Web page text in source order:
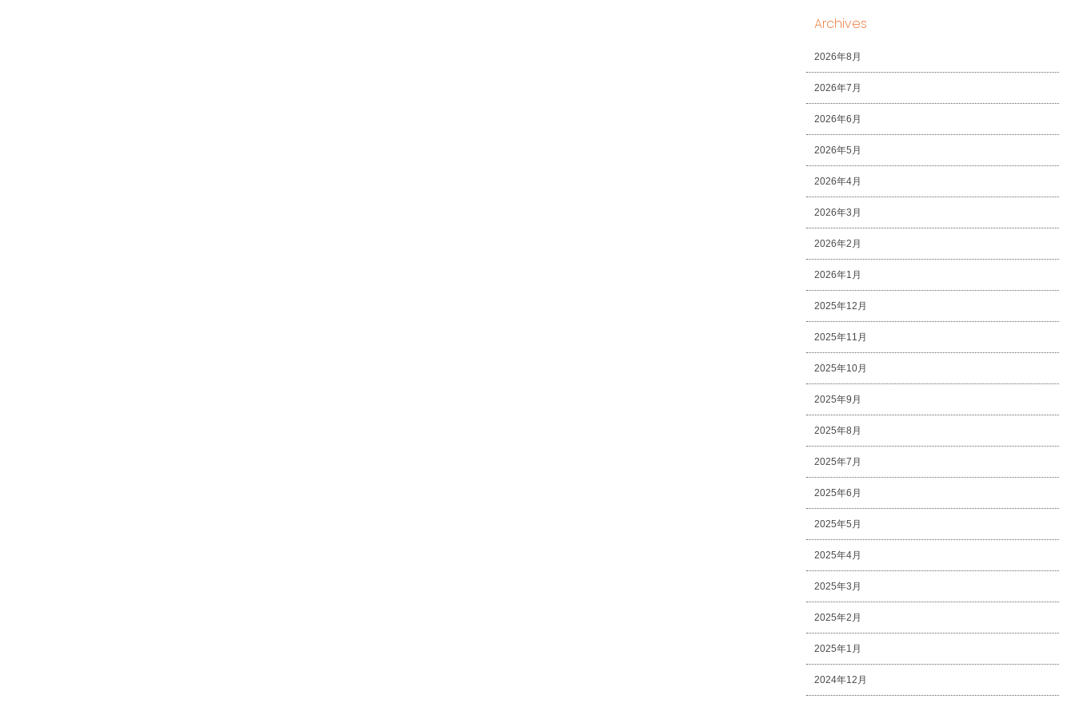
Archives
2026年8月
2026年7月
2026年6月
2026年5月
2026年4月
2026年3月
2026年2月
2026年1月
2025年12月
2025年11月
2025年10月
2025年9月
2025年8月
2025年7月
2025年6月
2025年5月
2025年4月
2025年3月
2025年2月
2025年1月
2024年12月